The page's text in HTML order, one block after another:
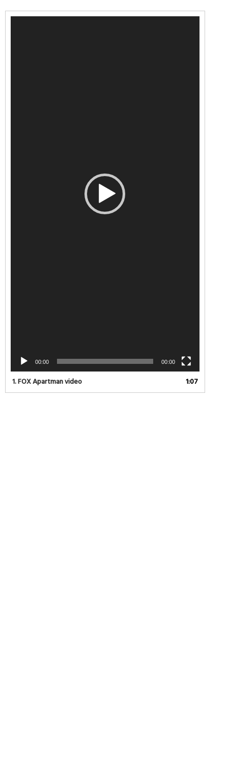
00:00 00:00
1.FOX Apartman video 1:07